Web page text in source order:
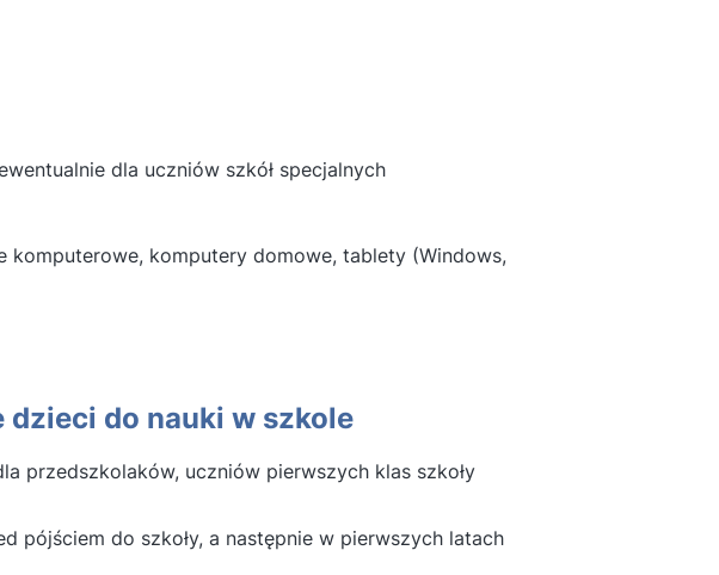
dla uczniów szkół specjalnych
komputery domowe, tablety (Windows,
dzieci do nauki w szkole
przedszkolaków, uczniów pierwszych klas szkoły
pójściem do szkoły, a następnie w pierwszych latach